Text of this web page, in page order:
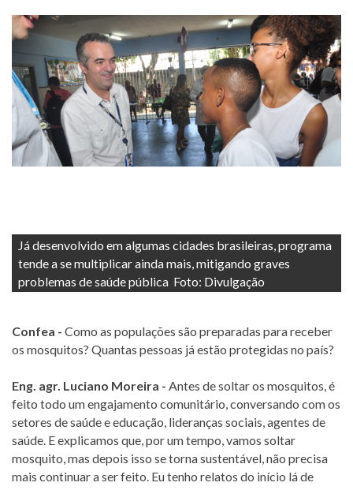
Já desenvolvido em algumas cidades brasileiras, programa
tende a se multiplicar ainda mais, mitigando graves
problemas de saúde pública Foto: Divulgação
Confea - Como as populações são preparadas para receber
os mosquitos? Quantas pessoas já estão protegidas no país?
Eng. agr. Luciano Moreira - Antes de soltar os mosquitos, é
feito todo um engajamento comunitário, conversando com os
setores de saúde e educação, lideranças sociais, agentes de
saúde. E explicamos que, por um tempo, vamos soltar
mosquito, mas depois isso se torna sustentável, não precisa
mais continuar a ser feito. Eu tenho relatos do início lá de